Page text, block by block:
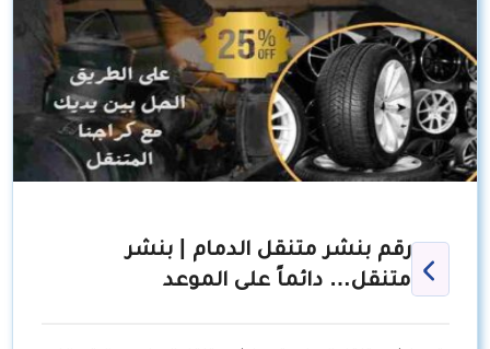
رقم بنشر متنقل الدمام | بنشر
متنقل… دائماً على الموعد